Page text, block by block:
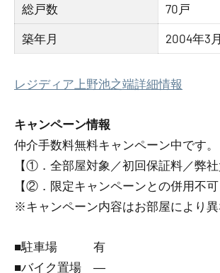
総戸数 70戸
築年月 2004年3月
レジディア上野池之端詳細情報
キャンペーン情報
仲介手数料無料キャンペーン中です。
【①．全部屋対象／初回保証料／弊社
【②．限定キャンペーンとの併用不可
※キャンペーン内容はお部屋により異
■駐車場 有
■バイク置場 ―